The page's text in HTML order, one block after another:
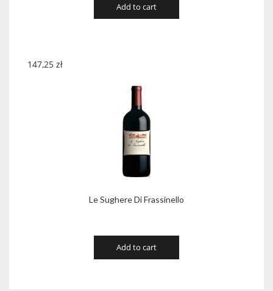
Add to cart
Le Sughere Di Frassinello
147,25 zł
Add to cart